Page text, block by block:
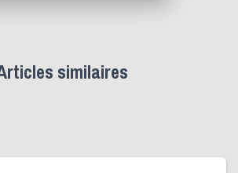
similaires